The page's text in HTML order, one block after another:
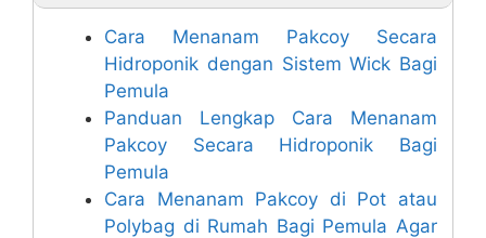
Cara Menanam Pakcoy Secara
Hidroponik dengan Sistem Wick Bagi
Pemula
Panduan Lengkap Cara Menanam
Pakcoy Secara Hidroponik Bagi
Pemula
Cara Menanam Pakcoy di Pot atau
Polybag di Rumah Bagi Pemula Agar